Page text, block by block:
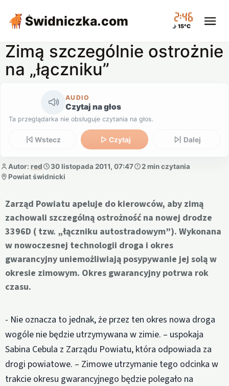
Świdniczka.com 02:46
15°C
Zimą szczególnie ostrożnie
na „łączniku”
AUDIO
Czytaj na głos
Ta przeglądarka nie obsługuje czytania na głos.
Wstecz Czytaj Dalej
Autor: red 30 listopada 2011, 07:47
2 min czytania
Powiat świdnicki
Zarząd Powiatu apeluje do kierowców, aby zimą
zachowali szczególną ostrożność na nowej drodze
3396D ( tzw. „łączniku autostradowym”). Wykonana
w nowoczesnej technologii droga i okres
gwarancyjny uniemożliwiają posypywanie jej solą w
okresie zimowym. Okres gwarancyjny potrwa rok
czasu.
- Nie oznacza to jednak, że przez ten okres nowa droga
wogóle nie będzie utrzymywana w zimie. – uspokaja
Sabina Cebula z Zarządu Powiatu, która odpowiada za
drogi powiatowe. – Zimowe utrzymanie tego odcinka w
trakcie okresu gwarancyjnego będzie polegało na